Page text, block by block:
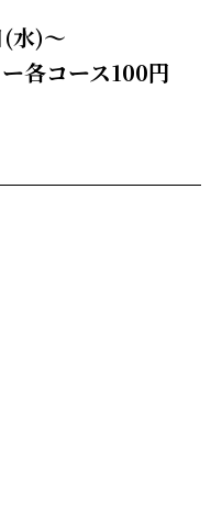
水)～
各コース100円